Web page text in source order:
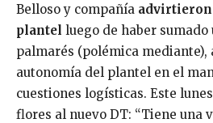
Belloso y compañía advirtieron
plantel luego de haber sumado
palmarés (polémica mediante),
autonomía del plantel en el
cuestiones logísticas. Este
flores al nuevo DT: “Tiene una